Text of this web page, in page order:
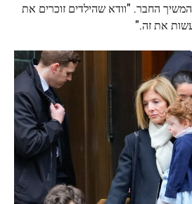
המשיך החבר. "וודא שהילדים זוכרים את
את זה."